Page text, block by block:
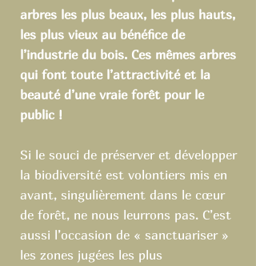
arbres les plus beaux, les plus hauts,
les plus vieux au bénéfice de
l’industrie du bois. Ces mêmes arbres
qui font toute l’attractivité et la
beauté d’une vraie forêt pour le
public !
Si le souci de préserver et développer
la biodiversité est volontiers mis en
avant, singulièrement dans le cœur
de forêt, ne nous leurrons pas. C’est
aussi l’occasion de « sanctuariser »
les zones jugées les plus